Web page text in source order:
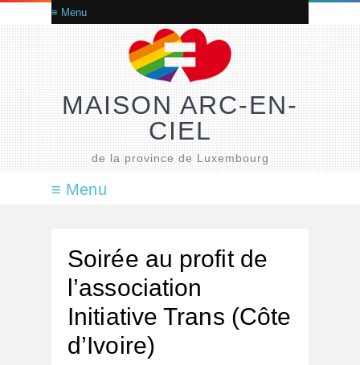
MAISON ARC-EN-
CIEL
de la province de Luxembourg
Soirée au profit de
l’association
Initiative Trans (Côte
d’Ivoire)